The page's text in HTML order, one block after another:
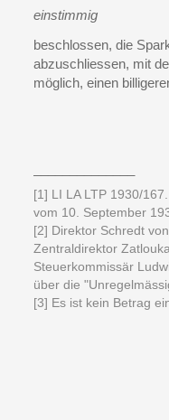
einstimmig
beschlossen, die
abzuschliessen, mit
möglich, einen
[1] LI LA LTP 1930/
vom 10. September
[2] Direktor Schredt
Zentraldirektor
Steuerkommissär
über die
[3] Es ist kein Betrag